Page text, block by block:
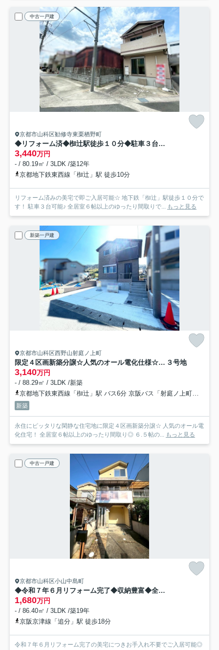
中古一戸建
京都市山科区勧修寺東栗栖野町
◆リフォーム済◆椥辻駅徒歩１０分◆駐車３台可能◆角地◆スーパー徒歩５分◆山科区勧修寺東栗栖野町
3,440万円
- / 80.19㎡ / 3LDK /築12年
京都地下鉄東西線「椥辻」駅 徒歩10分
リフォーム済みの美宅で即ご入居可能☆ 地下鉄「椥辻」駅徒歩１０分で
す！ 駐車３台可能♪ 全居室６帖以上のゆったり間取りで...
もっと見る
新築一戸建
京都市山科区西野山射庭ノ上町
限定４区画新築分譲☆人気のオール電化仕様☆設備充実☆駐車２台ＯＫ☆山科区西野山射庭ノ上町 ３号地
3,140万円
- / 88.29㎡ / 3LDK /新築
京都地下鉄東西線「椥辻」駅 バス6分 京阪バス「射庭ノ上町」 停歩3分
新築
永住にピッタリな閑静な住宅地に限定４区画新築分譲☆ 人気のオール電
化住宅！ 全居室６帖以上のゆったり間取り◎ ６.５帖の... もっと見る
中古一戸建
京都市山科区小山中島町
◆令和７年６月リフォーム完了◆収納豊富◆全居室６帖以上◆山科区小山中島町
1,680万円
- / 86.40㎡ / 3LDK /築19年
京阪京津線「追分」駅 徒歩18分
令和７年６月リフォーム完了の美宅につきお手入れ不要でご入居可能◎